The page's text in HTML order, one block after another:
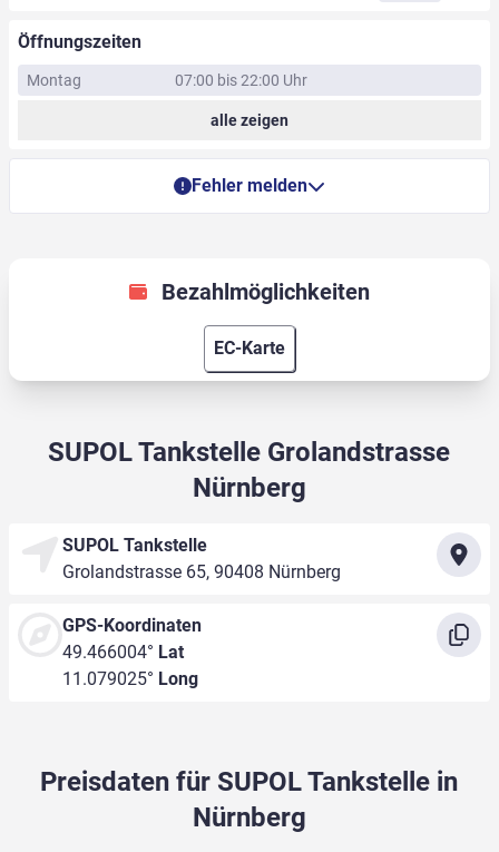
Öffnungszeiten
Montag 07:00 bis 22:00 Uhr
alle zeigen
Fehler melden
Bezahlmöglichkeiten
EC-Karte
SUPOL Tankstelle Grolandstrasse
Nürnberg
SUPOL Tankstelle
Grolandstrasse 65, 90408 Nürnberg
GPS-Koordinaten
49.466004° Lat
11.079025° Long
Preisdaten für SUPOL Tankstelle in
Nürnberg